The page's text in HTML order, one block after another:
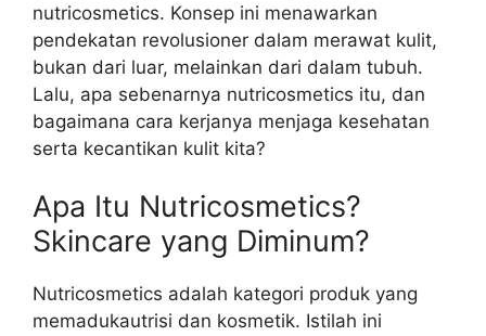
nutricosmetics. Konsep ini menawarkan
pendekatan revolusioner dalam merawat kulit,
bukan dari luar, melainkan dari dalam tubuh.
Lalu, apa sebenarnya nutricosmetics itu, dan
bagaimana cara kerjanya menjaga kesehatan
serta kecantikan kulit kita?
Apa Itu Nutricosmetics?
Skincare yang Diminum?
Nutricosmetics adalah kategori produk yang
memadukautrisi dan kosmetik. Istilah ini